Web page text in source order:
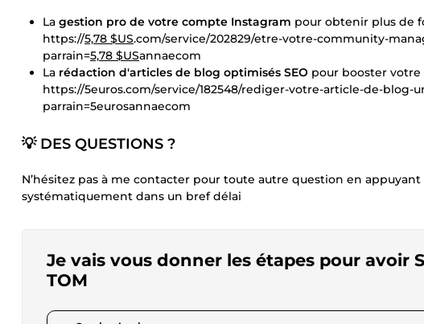
La gestion pro de votre compte Instagram pour obtenir plus de
https://5,78 $US.com/service/202829/etre-votre-community-
parrain=5,78 $USannaecom
La rédaction d'articles de blog optimisés SEO pour booster
https://5euros.com/service/182548/rediger-votre-article-de-blog-
parrain=5eurosannaecom
💡 DES QUESTIONS ?
N’hésitez pas à me contacter pour toute autre question en
systématiquement dans un bref délai
Je vais vous donner les étapes pour avoir
TOM